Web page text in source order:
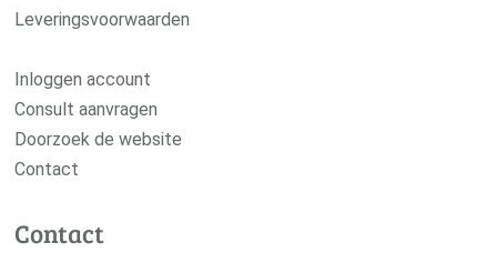
Leveringsvoorwaarden
Inloggen account
Consult aanvragen
Doorzoek de website
Contact
Contact